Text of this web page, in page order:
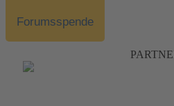
Forumsspende